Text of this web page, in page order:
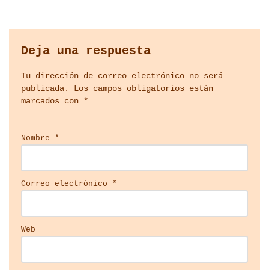
Deja una respuesta
Tu dirección de correo electrónico no será
publicada.
Los campos obligatorios están
marcados con *
Nombre *
Correo electrónico *
Web